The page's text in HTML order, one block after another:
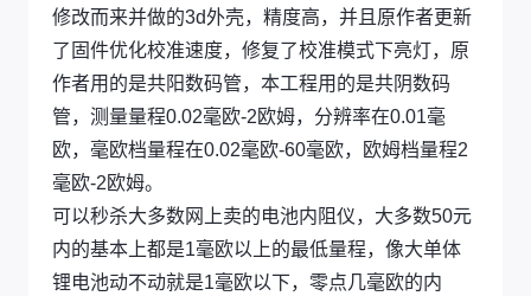
修改而来并做的3d外壳，精度高，并且原作者更新
了固件优化校准速度，修复了校准模式下亮灯，原
作者用的是共阳数码管，本工程用的是共阴数码
管，测量量程0.02毫欧-2欧姆，分辨率在0.01毫
欧，毫欧档量程在0.02毫欧-60毫欧，欧姆档量程2
毫欧-2欧姆。
可以秒杀大多数网上卖的电池内阻仪，大多数50元
内的基本上都是1毫欧以上的最低量程，像大单体
锂电池动不动就是1毫欧以下，零点几毫欧的内